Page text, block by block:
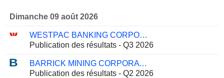
Dimanche 09 août 2026
WESTPAC BANKING CORPORATION
Publication des résultats - Q3 2026
BARRICK MINING CORPORATION
Publication des résultats - Q2 2026